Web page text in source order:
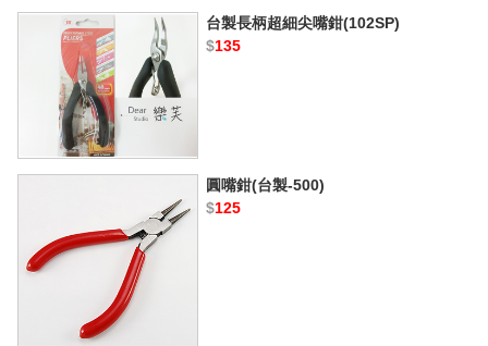
台製長柄超細尖嘴鉗(102SP)
$135
圓嘴鉗(台製-500)
$125